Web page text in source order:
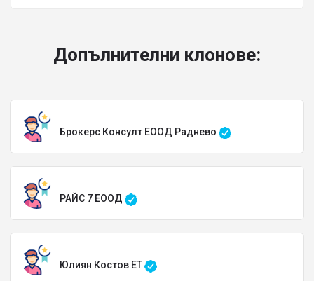
Допълнителни клонове:
Брокерс Консулт ЕООД Раднево
РАЙС 7 ЕООД
Юлиян Костов ЕТ